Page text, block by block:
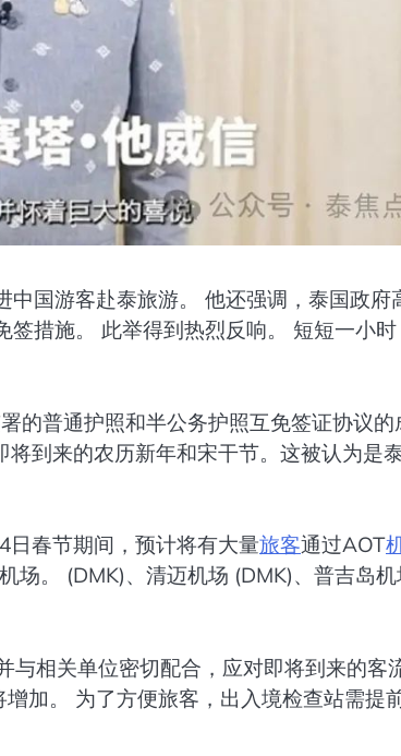
中国游客赴泰旅游。 他还强调，泰国政府
措施。 此举得到热烈反响。 短短一小
的普通护照和半公务护照互免签证协议
到来的农历新年和宋干节。这被认为是
春节期间，预计将有大量旅客通过AOT
。 (DMK)、清迈机场 (DMK)、普吉岛机
相关单位密切配合，应对即将到来的客
增加。 为了方便旅客，出入境检查站需提